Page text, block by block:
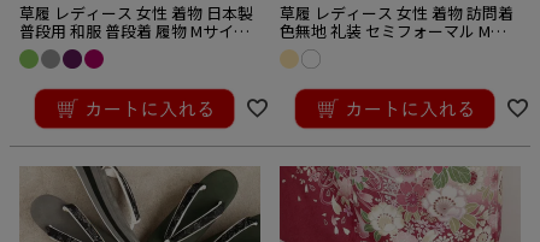
草履 レディース 女性 着物 日本製
普段用 和服 普段着 履物 Mサイズ
Lサイズ フリーサイズ
16,500税込
草履 レディース 女性 着物 訪問着
色無地 礼装 セミフォーマル Mサ
イズ Lサイズ フリーサイズ エナメ
ル 花 型押し ベージュ ホワイトパ
ープル ピーチ アイボリー 優花緒
ニュアンスカラー くすみ色 お洒
落用 カジュアル 大人上品 きれい
16,500税込